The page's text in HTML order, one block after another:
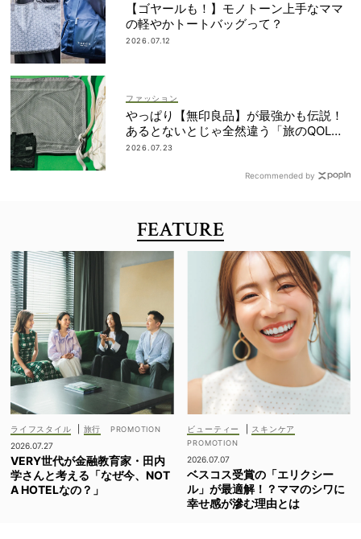
【ゴヤールも！】モノトーン上手なママ
の軽やかトートバッグって？
2026.07.12
ファッション
やっぱり【無印良品】が最強かも伝説！
あるとないとじゃ全然違う「旅のQOL爆
上げアイテム」
2026.07.23
Recommended by
FEATURE
ライフスタイル
旅行
2026.07.27
VERY世代が金融教育家・田内
学さんと考える「なぜ今、NOT
A HOTELなの？」
ビューティー スキンケア
2026.07.07
ベスコス受賞の「エリクシー
ル」が最適解！？ママのシワに
幸せ感が滲む理由とは